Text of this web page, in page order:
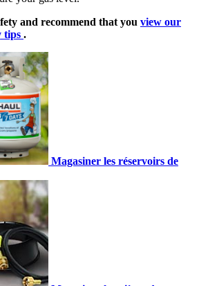
and recommend that you view our
tips .
Magasiner les réservoirs de